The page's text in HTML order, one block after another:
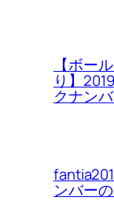
【ボー
り】
クナン
ンバー